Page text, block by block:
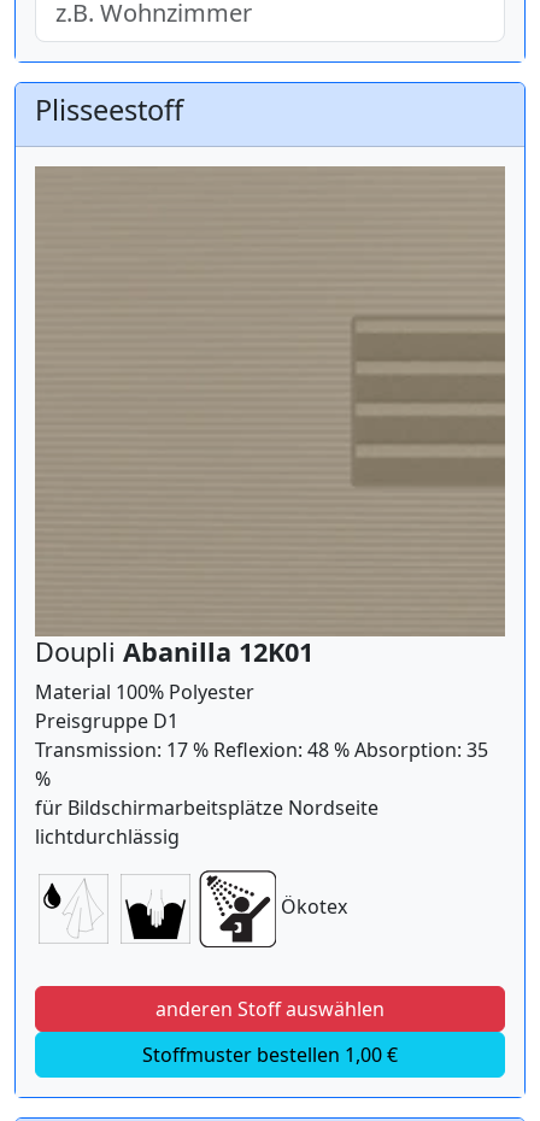
Plisseestoff
Doupli Abanilla 12K01
Material 100% Polyester
Preisgruppe D1
Transmission: 17 % Reflexion: 48 % Absorption: 35
%
für Bildschirmarbeitsplätze Nordseite
lichtdurchlässig
Ökotex
anderen Stoff auswählen
Stoffmuster bestellen 1,00 €